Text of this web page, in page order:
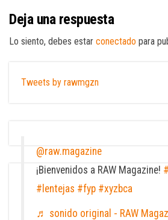
Deja una respuesta
Lo siento, debes estar conectado para
Tweets by rawmgzn
@raw.magazine
¡Bienvenidos a RAW Magazine!
#lentejas #fyp #xyzbca
♬ sonido original - RAW